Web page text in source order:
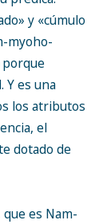
y «cúmulo
myoho-
Y es una
los atributos
el
dotado de
es Nam-